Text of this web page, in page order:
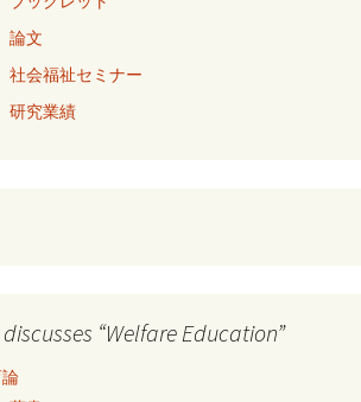
論文
社会福祉セミナー
研究業績
“Welfare Education”